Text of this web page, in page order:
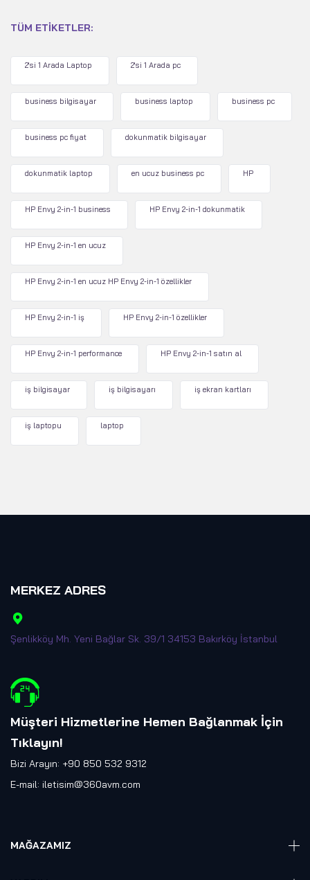
TÜM ETIKETLER:
2'si 1 Arada Laptop 2'si 1 Arada pc
business bilgisayar business laptop business pc
business pc fiyat dokunmatik bilgisayar
dokunmatik laptop en ucuz business pc HP
HP Envy 2-in-1 business HP Envy 2-in-1 dokunmatik
HP Envy 2-in-1 en ucuz
HP Envy 2-in-1 en ucuz HP Envy 2-in-1 özellikler
HP Envy 2-in-1 iş HP Envy 2-in-1 özellikler
HP Envy 2-in-1 performance HP Envy 2-in-1 satın al
iş bilgisayar iş bilgisayarı iş ekran kartları
iş laptopu laptop
MERKEZ ADRES
Şenlikköy Mh. Yeni Bağlar Sk. 39/1 34153 Bakırköy İstanbul
Müşteri Hizmetlerine Hemen Bağlanmak İçin
Tıklayın!
Bizi Arayın: +90 850 532 9312
E-mail: iletisim@360avm.com
MAĞAZAMIZ